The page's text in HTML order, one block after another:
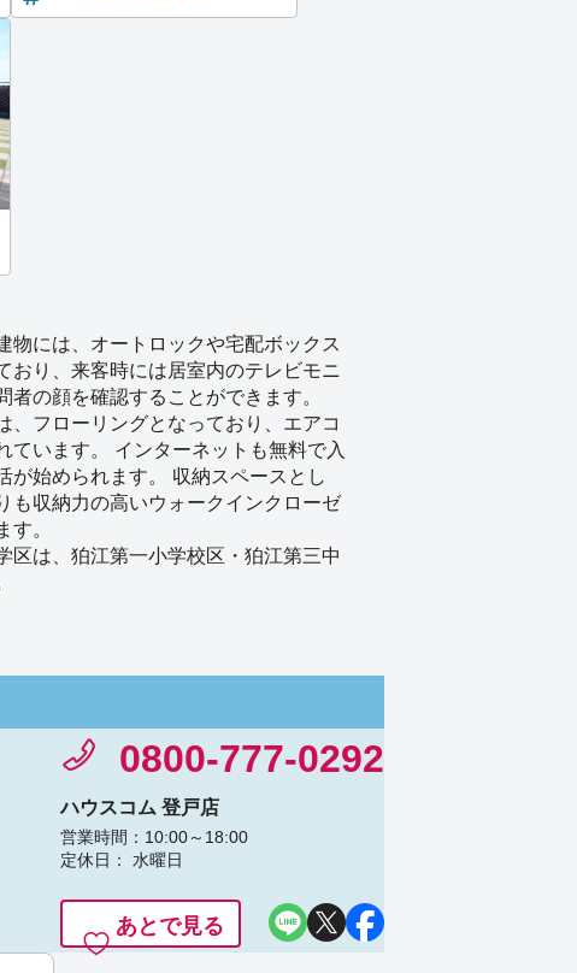
物には、オートロックや宅配ボックス
おり、来客時には居室内のテレビモニ
者の顔を確認することができます。
、フローリングとなっており、エアコ
ています。 インターネットも無料で入
が始められます。 収納スペースとし
も収納力の高いウォークインクローゼ
す。
区は、狛江第一小学校区・狛江第三中
0800-777-0292
ハウスコム 登戸店
営業時間：10:00～18:00
定休日： 水曜日
あとで見る